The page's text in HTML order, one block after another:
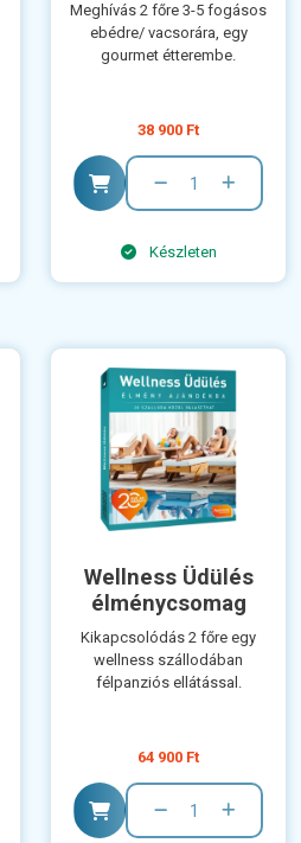
Meghívás 2 főre 3-5 fogásos
ebédre/ vacsorára, egy
gourmet étterembe.
38 900 Ft
Készleten
Wellness Üdülés
élménycsomag
Kikapcsolódás 2 főre egy
wellness szállodában
félpanziós ellátással.
64 900 Ft